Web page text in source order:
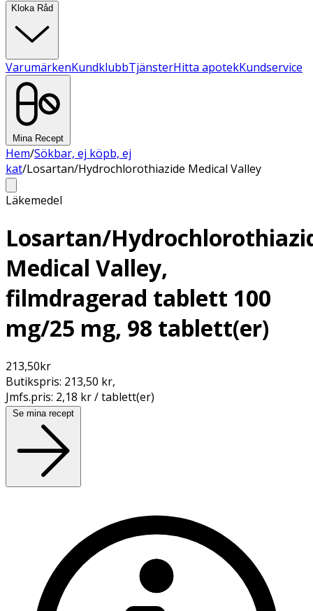
Kloka Råd
VarumärkenKundklubbTjänsterHitta apotekKundservice
Mina Recept
Hem/Sökbar, ej köpb, ej
kat/Losartan/Hydrochlorothiazide Medical Valley
Läkemedel
Losartan/
Medical Valley,
filmdragerad tablett 100
mg/25 mg, 98 tablett(er)
213,50kr
Butikspris: 213,50 kr,
Jmfs.pris: 2,18 kr / tablett(er)
Se mina recept